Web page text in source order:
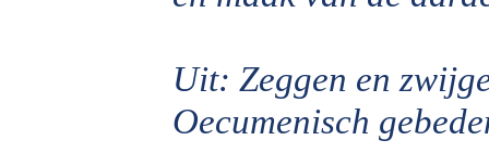
Uit: Zeggen en
Oecumenisch